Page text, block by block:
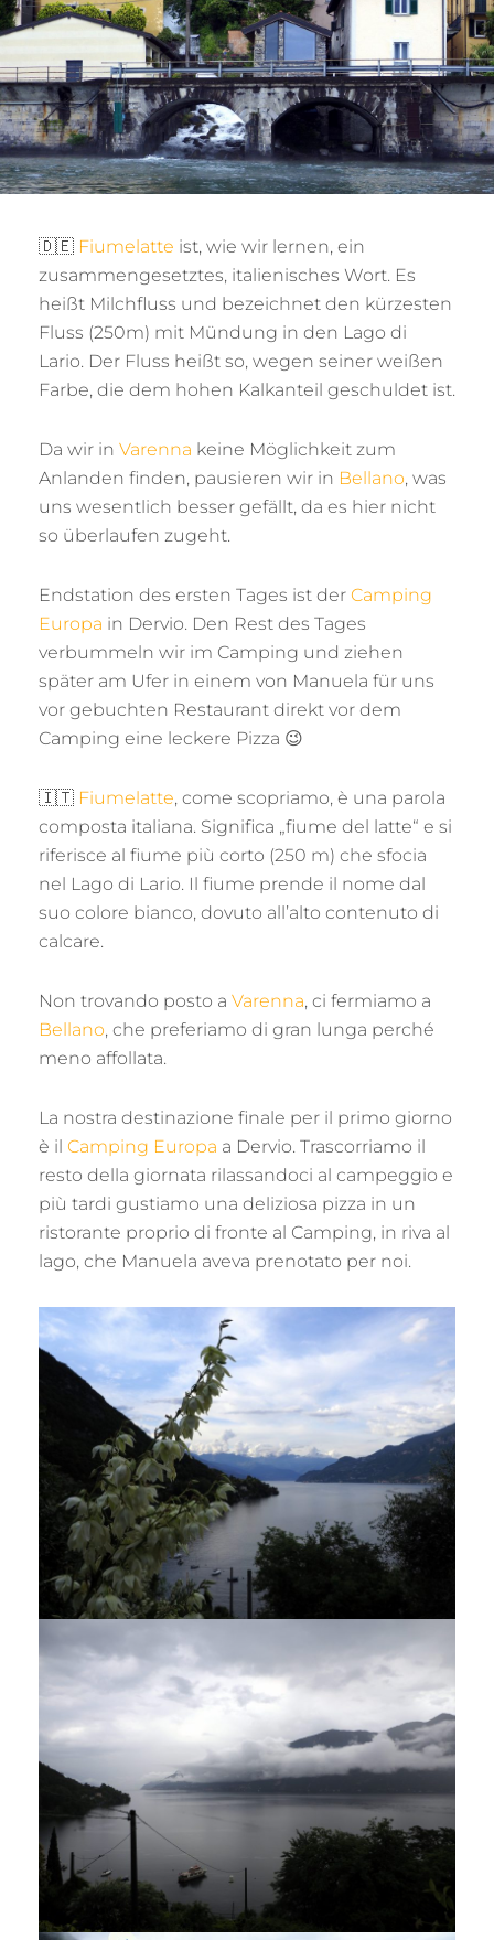
🇩🇪 Fiumelatte ist, wie wir lernen, ein
zusammengesetztes, italienisches Wort. Es
heißt Milchfluss und bezeichnet den kürzesten
Fluss (250m) mit Mündung in den Lago di
Lario. Der Fluss heißt so, wegen seiner weißen
Farbe, die dem hohen Kalkanteil geschuldet ist.
Da wir in Varenna keine Möglichkeit zum
Anlanden finden, pausieren wir in Bellano, was
uns wesentlich besser gefällt, da es hier nicht
so überlaufen zugeht.
Endstation des ersten Tages ist der Camping
Europa in Dervio. Den Rest des Tages
verbummeln wir im Camping und ziehen
später am Ufer in einem von Manuela für uns
vor gebuchten Restaurant direkt vor dem
Camping eine leckere Pizza 😉
🇮🇹 Fiumelatte, come scopriamo, è una parola
composta italiana. Significa „fiume del latte“ e si
riferisce al fiume più corto (250 m) che sfocia
nel Lago di Lario. Il fiume prende il nome dal
suo colore bianco, dovuto all’alto contenuto di
calcare.
Non trovando posto a Varenna, ci fermiamo a
Bellano, che preferiamo di gran lunga perché
meno affollata.
La nostra destinazione finale per il primo giorno
è il Camping Europa a Dervio. Trascorriamo il
resto della giornata rilassandoci al campeggio e
più tardi gustiamo una deliziosa pizza in un
ristorante proprio di fronte al Camping, in riva al
lago, che Manuela aveva prenotato per noi.